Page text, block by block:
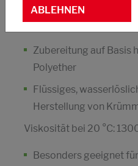
Zubereitung auf Basis
Polyether
Flüssiges,
Herstellung von
Viskosität bei 20 °C:
Besonders geeignet
ABLEHNEN